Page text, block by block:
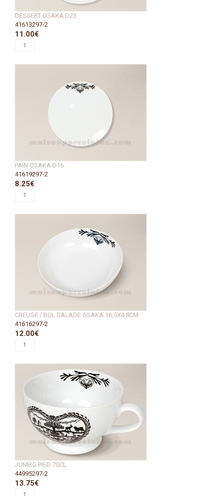
DESSERT OSAKA D23
41613297-2
11.00€
PAIN OSAKA D16
41619297-2
8.25€
CREUSE / BOL SALADE OSAKA 16,5X4,8CM
41616297-2
12.00€
JUMBO PIED 70CL
44995297-2
13.75€